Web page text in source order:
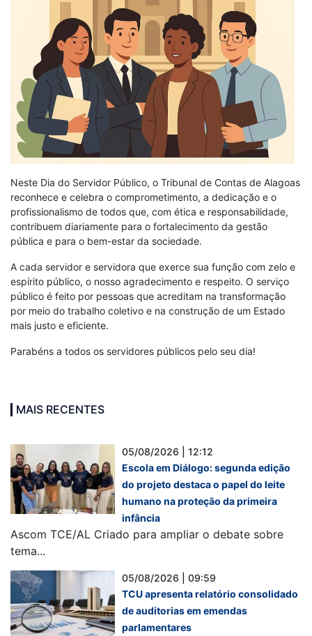
Neste Dia do Servidor Público, o Tribunal de Contas de Alagoas
reconhece e celebra o comprometimento, a dedicação e o
profissionalismo de todos que, com ética e responsabilidade,
contribuem diariamente para o fortalecimento da gestão
pública e para o bem-estar da sociedade.
A cada servidor e servidora que exerce sua função com zelo e
espírito público, o nosso agradecimento e respeito. O serviço
público é feito por pessoas que acreditam na transformação
por meio do trabalho coletivo e na construção de um Estado
mais justo e eficiente.
Parabéns a todos os servidores públicos pelo seu dia!
MAIS RECENTES
05/08/2026 | 12:12
Escola em Diálogo: segunda edição
do projeto destaca o papel do leite
humano na proteção da primeira
infância
Ascom TCE/AL Criado para ampliar o debate sobre
tema...
05/08/2026 | 09:59
TCU apresenta relatório consolidado
de auditorias em emendas
parlamentares